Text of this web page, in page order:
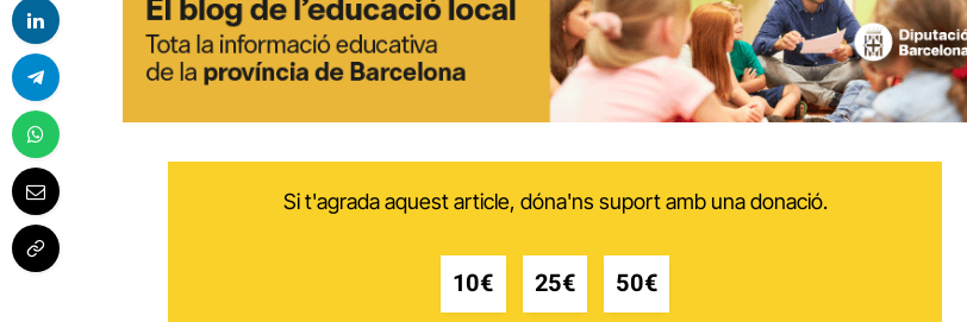
Si t'agrada aquest article, dóna'ns suport amb una donació.
10€ 25€ 50€